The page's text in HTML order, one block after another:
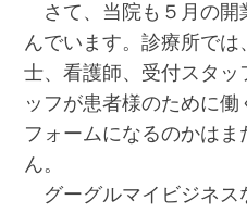
さて、当院も５月の開
んでいます。診療所で
士、看護師、受付スタッ
ッフが患者様のために
フォームになるのかは
ん。
グーグルマイビジネス